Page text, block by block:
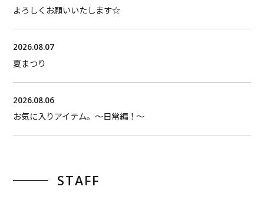
よろしくお願いいたします☆
2026.08.07
夏まつり
2026.08.06
お気に入りアイテム。〜日常編！〜
STAFF